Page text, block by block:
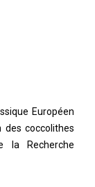
Européen
des coccolithes
la Recherche